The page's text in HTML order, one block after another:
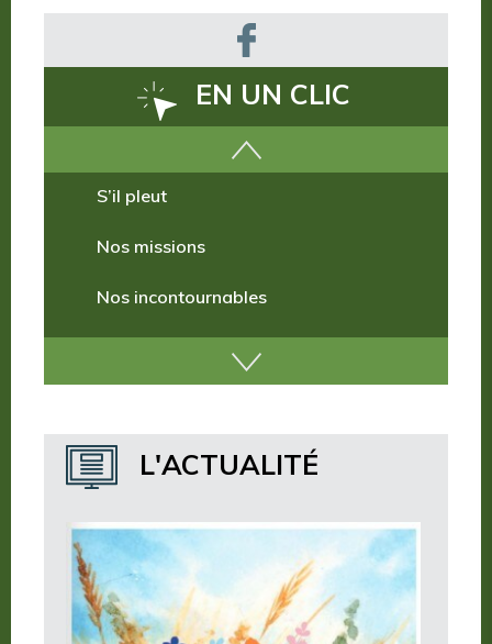
EN UN CLIC
Comment venir ?
S’il pleut
Nos missions
Nos incontournables
Où dormir ?
L'ACTUALITÉ